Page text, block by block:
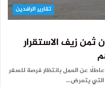
تقارير الرافدين
ثمن زيف الاستقرار
عن العمل بانتظار فرصة للسفر
التي يتعرض…